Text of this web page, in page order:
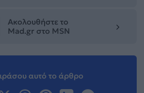
Ακολουθήστε το
Mad.gr στο MSN
αυτό το άρθρο